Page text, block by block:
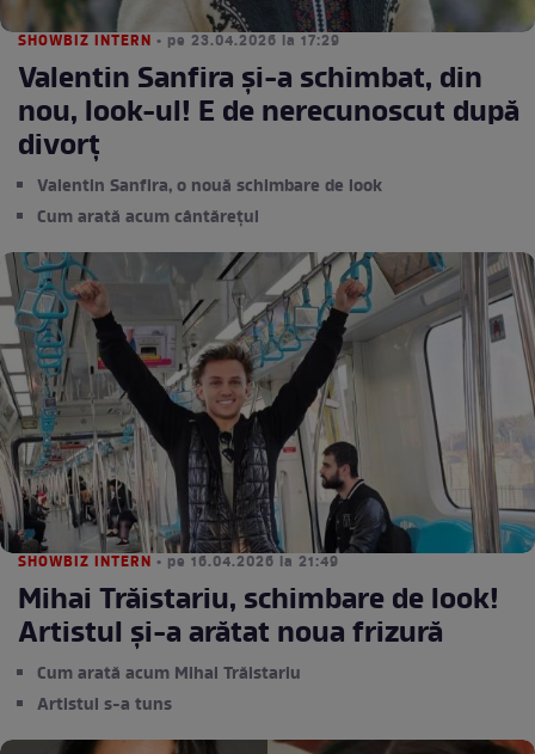
SHOWBIZ INTERN • pe 23.04.2026 la 17:29
Valentin Sanfira și-a schimbat, din
nou, look-ul! E de nerecunoscut după
divorț
Valentin Sanfira, o nouă schimbare de look
Cum arată acum cântărețul
SHOWBIZ INTERN • pe 16.04.2026 la 21:49
Mihai Trăistariu, schimbare de look!
Artistul și-a arătat noua frizură
Cum arată acum Mihai Trăistariu
Artistul s-a tuns